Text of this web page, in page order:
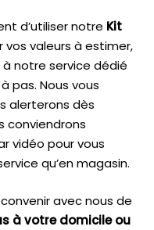
d’utiliser notre Kit
valeurs à estimer,
notre service dédié
pas. Nous vous
alerterons dès
conviendrons
vidéo pour vous
qu’en magasin.
avec nous de
à votre domicile ou